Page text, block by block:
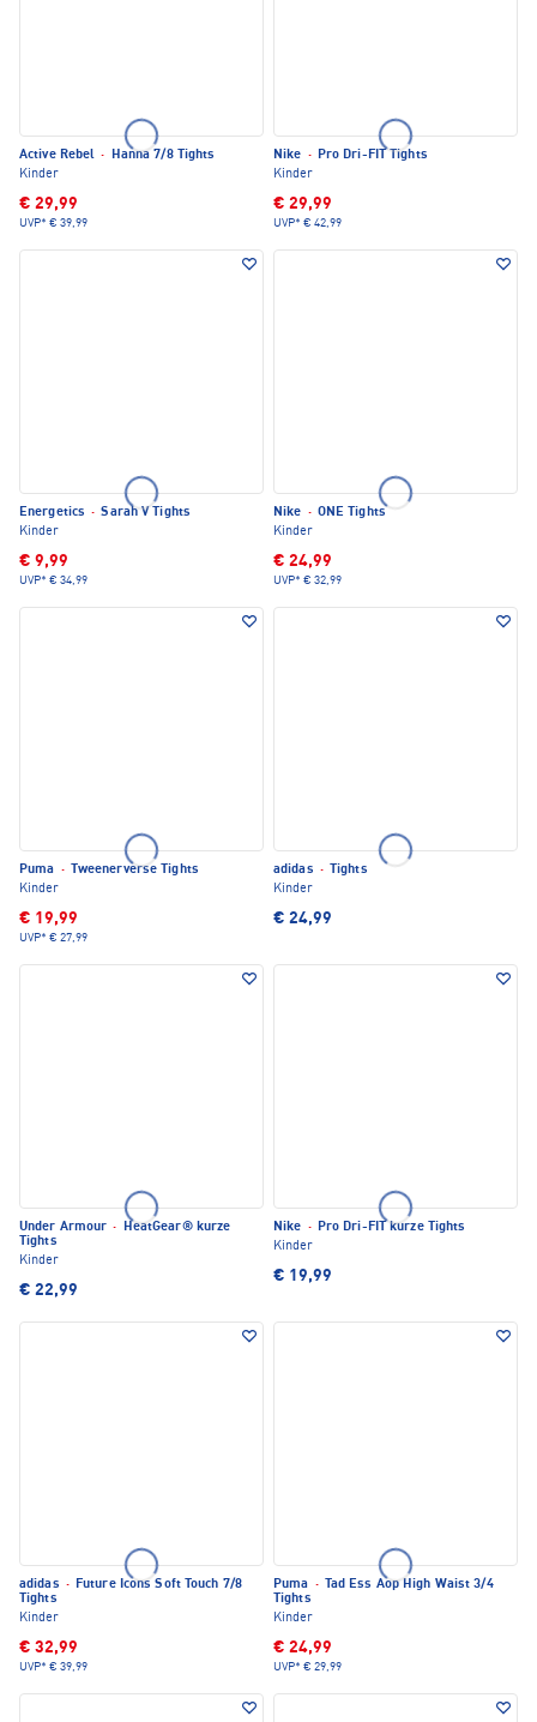
Active Rebel ·
Hanna 7/8 Tights
Kinder
€ 29,99
UVP* € 39,99
Nike · Pro Dri-FIT Tights
Kinder
€ 29,99
UVP* € 42,99
Energetics · Sarah V Tights
Kinder
€ 9,99
UVP* € 34,99
Nike · ONE Tights
Kinder
€ 24,99
UVP* € 32,99
Puma ·
Tweenerverse Tights
Kinder
€ 19,99
UVP* € 27,99
adidas ·
Tights
Kinder
€ 24,99
Under Armour ·
HeatGear® kurze
Tights
Kinder
€ 22,99
Nike · Pro Dri-FIT kurze Tights
Kinder
€ 19,99
adidas · Future Icons Soft Touch 7/8
Tights
Kinder
€ 32,99
UVP* € 39,99
Puma ·
Tad Ess Aop High Waist 3/4
Tights
Kinder
€ 24,99
UVP* € 29,99